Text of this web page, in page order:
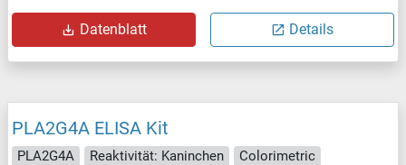
Datenblatt Details
PLA2G4A ELISA Kit
PLA2G4A Reaktivität: Kaninchen
Colorimetric